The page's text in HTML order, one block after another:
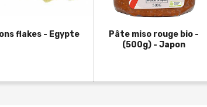
Oignons flakes - Egypte
Pâte miso rouge bio -
(500g) - Japon